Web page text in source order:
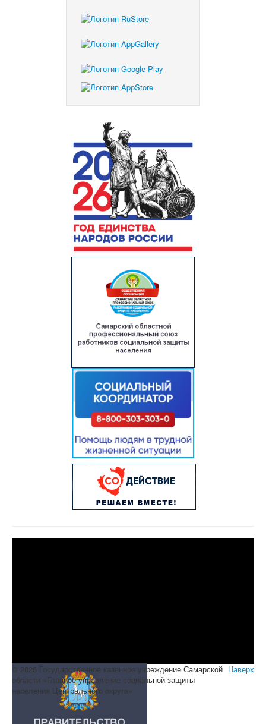
Наверх
© 2026 Государственное казенное учреждение Самарской
области «Главное управление социальной защиты
населения Центрального округа»